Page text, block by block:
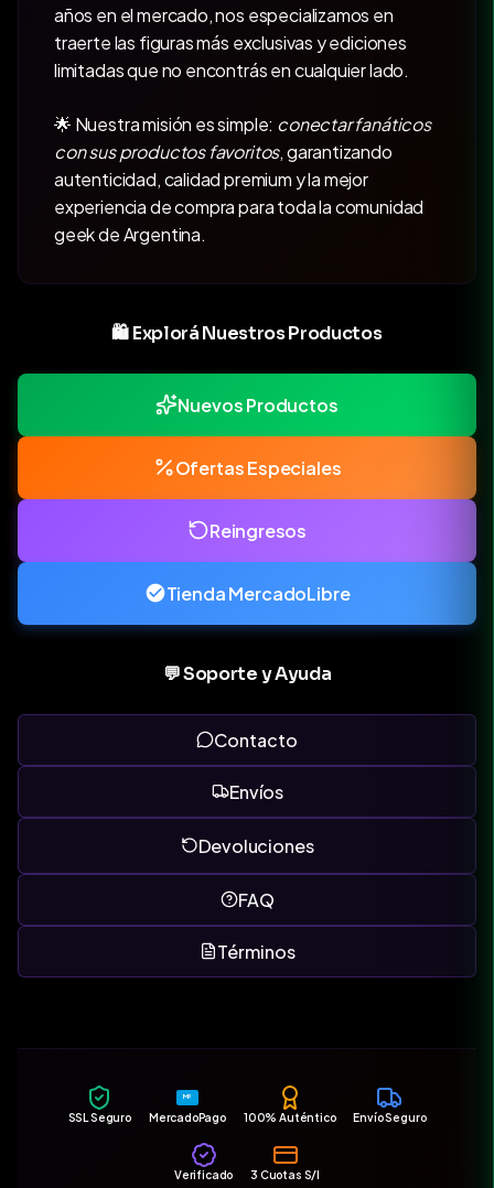
años en el mercado, nos especializamos en
traerte las figuras más exclusivas y ediciones
limitadas que no encontrás en cualquier lado.
🌟 Nuestra misión es simple: conectar fanáticos
con sus productos favoritos, garantizando
autenticidad, calidad premium y la mejor
experiencia de compra para toda la comunidad
geek de Argentina.
🛍️ Explorá Nuestros Productos
Nuevos Productos
Ofertas Especiales
Reingresos
Tienda MercadoLibre
💬 Soporte y Ayuda
Contacto
Envíos
Devoluciones
FAQ
Términos
SSL Seguro
MP
MercadoPago 100% Auténtico Envío Seguro
Verificado 3 Cuotas S/I